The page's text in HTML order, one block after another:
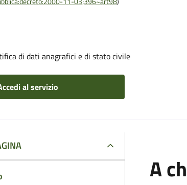
di dati anagrafici e di stato civile
al servizio
A